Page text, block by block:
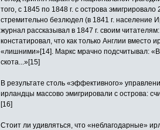
того, с 1845 по 1848 г. с острова
стремительно безлюдел (в 1841 г. население
журнал рассказывал в 1847 г. своим
констатировал, что как только Англии
«лишними»[14]. Маркс мрачно подсчитывал:
скота...»[15]
В результате столь «эффективного»
ирландцы массово эмигрировали с острова:
[16]
Стоит ли удивляться, что «неблагодарные»